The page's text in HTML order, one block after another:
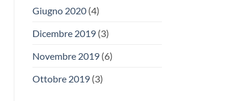
Giugno 2020(4)
Dicembre 2019(3)
Novembre 2019(6)
Ottobre 2019(3)